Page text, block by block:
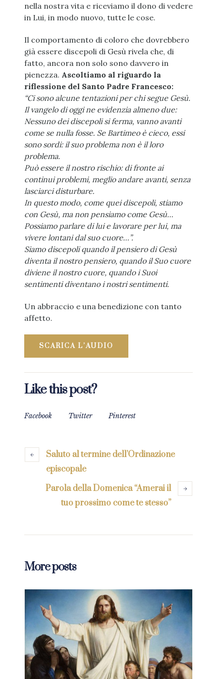
nella nostra vita e riceviamo il dono di vedere
in Lui, in modo nuovo, tutte le cose.
Il comportamento di coloro che dovrebbero
già essere discepoli di Gesù rivela che, di
fatto, ancora non solo sono davvero in
pienezza. Ascoltiamo al riguardo la
riflessione del Santo Padre Francesco:
“Ci sono alcune tentazioni per chi segue Gesù.
Il vangelo di oggi ne evidenzia almeno due:
Nessuno dei discepoli si ferma, vanno avanti
come se nulla fosse. Se Bartimeo è cieco, essi
sono sordi: il suo problema non è il loro
problema.
Può essere il nostro rischio: di fronte ai
continui problemi, meglio andare avanti, senza
lasciarci disturbare.
In questo modo, come quei discepoli, stiamo
con Gesù, ma non pensiamo come Gesù…
Possiamo parlare di lui e lavorare per lui, ma
vivere lontani dal suo cuore…”.
Siamo discepoli quando il pensiero di Gesù
diventa il nostro pensiero, quando il Suo cuore
diviene il nostro cuore, quando i Suoi
sentimenti diventano i nostri sentimenti.
Un abbraccio e una benedizione con tanto
affetto.
SCARICA L’AUDIO
Like this post?
Facebook Twitter Pinterest
Saluto al termine dell’Ordinazione
episcopale
Parola della Domenica “Amerai il
tuo prossimo come te stesso”
More posts